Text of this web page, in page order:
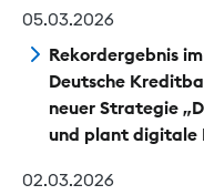
05.03.2026
Rekordergebnis
Deutsche
neuer Strategie
und plant digitale
02.03.2026